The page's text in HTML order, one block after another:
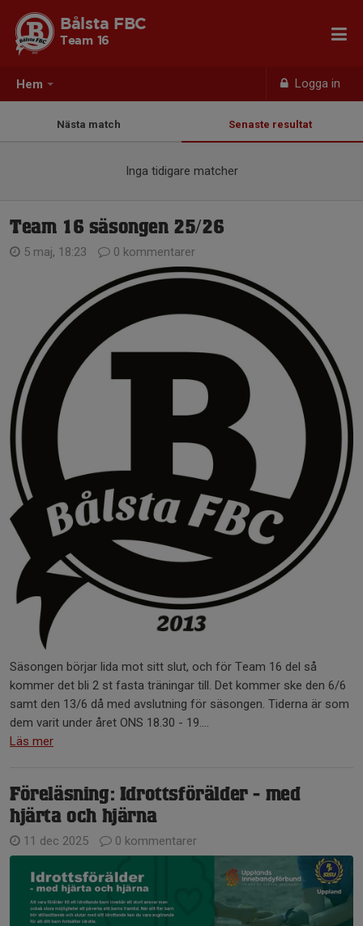
Hem Logga in
Bålsta FBC
Team 16
Nästa match Senaste resultat
Inga tidigare matcher
Team 16 säsongen 25/26
5 maj, 18:23 0 kommentarer
Säsongen börjar lida mot sitt slut, och för Team 16 del så
kommer det bli 2 st fasta träningar till. Det kommer ske den 6/6
samt den 13/6 då med avslutning för säsongen. Tiderna är som
dem varit under året ONS 18.30 - 19....
Läs mer
Föreläsning: Idrottsförälder - med
hjärta och hjärna
11 dec 2025 0 kommentarer